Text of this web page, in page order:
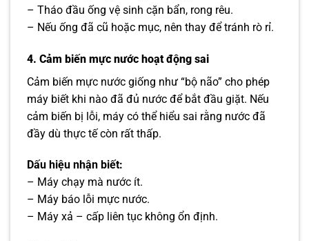
– Tháo đầu ống vệ sinh cặn bẩn, rong rêu.
– Nếu ống đã cũ hoặc mục, nên thay để tránh rò rỉ.
4. Cảm biến mực nước hoạt động sai
Cảm biến mực nước giống như “bộ não” cho phép
máy biết khi nào đã đủ nước để bắt đầu giặt. Nếu
cảm biến bị lỗi, máy có thể hiểu sai rằng nước đã
đầy dù thực tế còn rất thấp.
Dấu hiệu nhận biết:
– Máy chạy mà nước ít.
– Máy báo lỗi mực nước.
– Máy xả – cấp liên tục không ổn định.